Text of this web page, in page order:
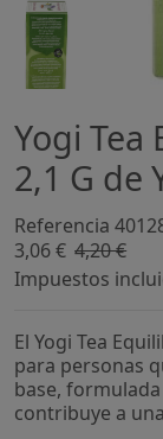
Yogi Tea
2,1 G de
Referencia
3,06 € 4,20 €
Impuestos
El Yogi Tea
para personas
base,
contribuye a